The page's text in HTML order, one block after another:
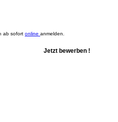
ab sofort online anmelden.
Jetzt bewerben !